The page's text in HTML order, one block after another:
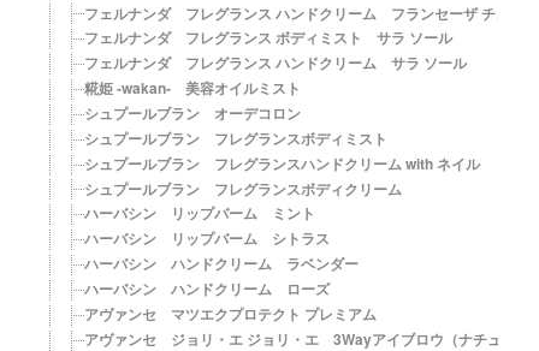
フェルナンダ フレグランス ハンドクリーム フランセーザ チュリ
フェルナンダ フレグランス ボディミスト サラ ソール
フェルナンダ フレグランス ハンドクリーム サラ ソール
糀姫 -wakan- 美容オイルミスト
シュプールブラン オーデコロン
シュプールブラン フレグランスボディミスト
シュプールブラン フレグランスハンドクリーム with ネイル
シュプールブラン フレグランスボディクリーム
ハーバシン リップバーム ミント
ハーバシン リップバーム シトラス
ハーバシン ハンドクリーム ラベンダー
ハーバシン ハンドクリーム ローズ
アヴァンセ マツエクプロテクト プレミアム
アヴァンセ ジョリ・エ ジョリ・エ 3Wayアイブロウ（ナチュラル